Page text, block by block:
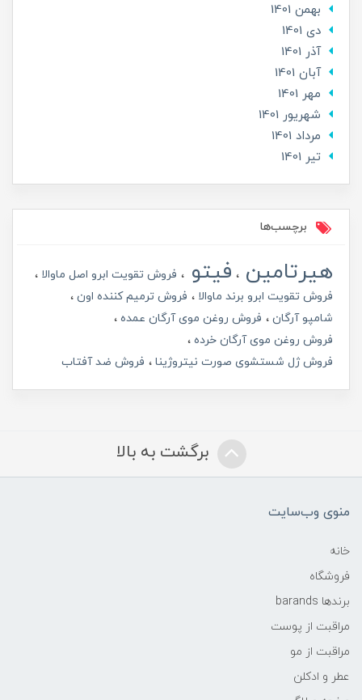
بهمن 1401
دی 1401
آذر 1401
آبان 1401
مهر 1401
شهریور 1401
مرداد 1401
تير 1401
برچسب‌ها
هیرتامین فیتو
فروش تقویت ابرو اصل ماوالا
فروش تقویت ابرو برند ماوالا
فروش ترمیم کننده اون
شامپو آرگان
فروش روغن موی آرگان عمده
فروش روغن موی آرگان خرده
فروش ژل شستشوی صورت نیتروژینا
فروش ضد آفتاب
برگشت به بالا
منوی وب‌سایت
خانه
فروشگاه
برندها barands
مراقبت از پوست
مراقبت از مو
عطر و ادکلن